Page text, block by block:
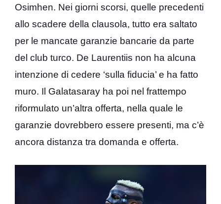
Osimhen. Nei giorni scorsi, quelle precedenti
allo scadere della clausola, tutto era saltato
per le mancate garanzie bancarie da parte
del club turco. De Laurentiis non ha alcuna
intenzione di cedere ‘sulla fiducia’ e ha fatto
muro. Il Galatasaray ha poi nel frattempo
riformulato un’altra offerta, nella quale le
garanzie dovrebbero essere presenti, ma c’è
ancora distanza tra domanda e offerta.